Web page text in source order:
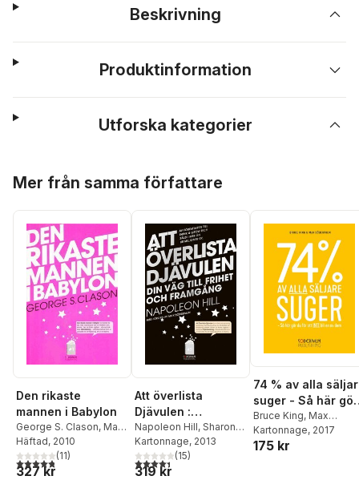
Beskrivning
Produktinformation
Utforska kategorier
Mer från samma författare
Den rikaste
mannen i Babylon
George S. Clason, Max
Söderpalm
Häftad, 2010
4,8utav 5 stjärnor. Totalt antal röster:
(11)
327 kr
Att överlista
Djävulen :
hemligheten till
frihet och
framgång
Napoleon Hill, Sharon
Lechter,Max
Söderpalm
Kartonnage, 2013
4,4utav 5 stjärnor. Totalt antal röster:
(15)
319 kr
74 % av alla
suger - Så här gör
du för att inte bli
av dem
Bruce King, Max
Söderpalm
Kartonnage, 2017
175 kr